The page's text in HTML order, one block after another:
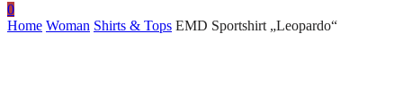
0
Home Woman Shirts & Tops EMD Sportshirt „Leopardo“